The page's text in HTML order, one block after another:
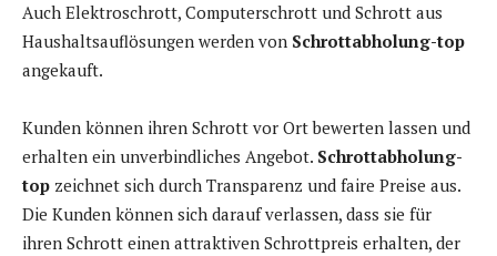
Auch Elektroschrott, Computerschrott und Schrott aus
Haushaltsauflösungen werden von Schrottabholung-top
angekauft.
Kunden können ihren Schrott vor Ort bewerten lassen und
erhalten ein unverbindliches Angebot. Schrottabholung-
top zeichnet sich durch Transparenz und faire Preise aus.
Die Kunden können sich darauf verlassen, dass sie für
ihren Schrott einen attraktiven Schrottpreis erhalten, der